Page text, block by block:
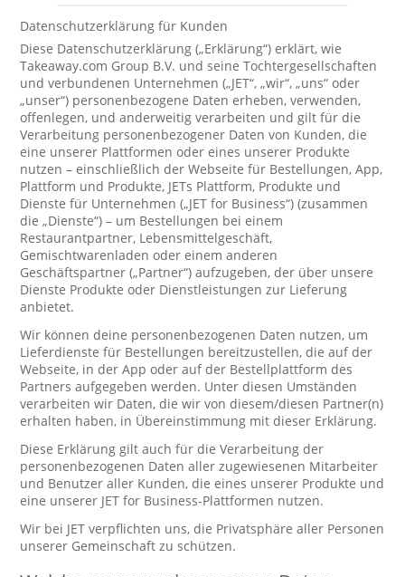
Datenschutzerklärung für Kunden
Diese Datenschutzerklärung („Erklärung“) erklärt, wie
Takeaway.com Group B.V. und seine Tochtergesellschaften
und verbundenen Unternehmen („JET“, „wir“, „uns“ oder
„unser“) personenbezogene Daten erheben, verwenden,
offenlegen, und anderweitig verarbeiten und gilt für die
Verarbeitung personenbezogener Daten von Kunden, die
eine unserer Plattformen oder eines unserer Produkte
nutzen – einschließlich der Webseite für Bestellungen, App,
Plattform und Produkte, JETs Plattform, Produkte und
Dienste für Unternehmen („JET for Business“) (zusammen
die „Dienste“) – um Bestellungen bei einem
Restaurantpartner, Lebensmittelgeschäft,
Gemischtwarenladen oder einem anderen
Geschäftspartner („Partner“) aufzugeben, der über unsere
Dienste Produkte oder Dienstleistungen zur Lieferung
anbietet.
Wir können deine personenbezogenen Daten nutzen, um
Lieferdienste für Bestellungen bereitzustellen, die auf der
Webseite, in der App oder auf der Bestellplattform des
Partners aufgegeben werden. Unter diesen Umständen
verarbeiten wir Daten, die wir von diesem/diesen Partner(n)
erhalten haben, in Übereinstimmung mit dieser Erklärung.
Diese Erklärung gilt auch für die Verarbeitung der
personenbezogenen Daten aller zugewiesenen Mitarbeiter
und Benutzer aller Kunden, die eines unserer Produkte und
eine unserer JET for Business-Plattformen nutzen.
Wir bei JET verpflichten uns, die Privatsphäre aller Personen
unserer Gemeinschaft zu schützen.